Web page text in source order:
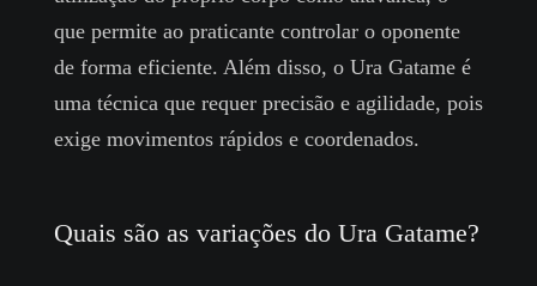
que permite ao praticante controlar o oponente
de forma eficiente. Além disso, o Ura Gatame é
uma técnica que requer precisão e agilidade, pois
exige movimentos rápidos e coordenados.
Quais são as variações do Ura Gatame?